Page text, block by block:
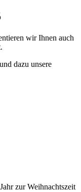
wir Ihnen auch
dazu unsere
zur Weihnachtszeit